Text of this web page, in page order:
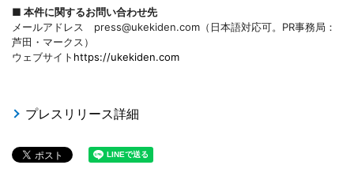
■ 本件に関するお問い合わせ先
メールアドレス press@ukekiden.com（日本語対応可。PR事務局：
芦田・マークス）
ウェブサイト https://ukekiden.com
プレスリリース詳細